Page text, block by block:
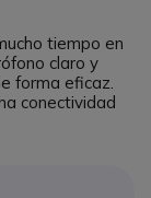
tiempo en
claro y
forma eficaz.
conectividad